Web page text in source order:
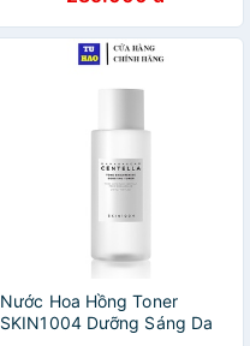
Nước Hoa Hồng Toner
SKIN1004 Dưỡng Sáng Da